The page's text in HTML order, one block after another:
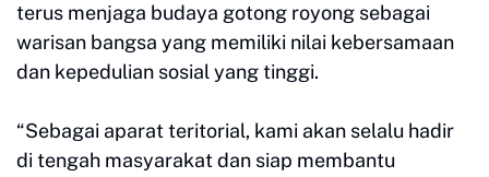
terus menjaga budaya gotong royong sebagai
warisan bangsa yang memiliki nilai kebersamaan
dan kepedulian sosial yang tinggi.
“Sebagai aparat teritorial, kami akan selalu hadir
di tengah masyarakat dan siap membantu